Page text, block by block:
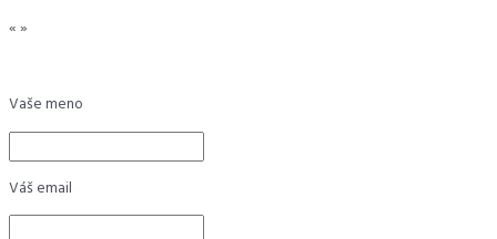
«»
Vaše meno
Váš email